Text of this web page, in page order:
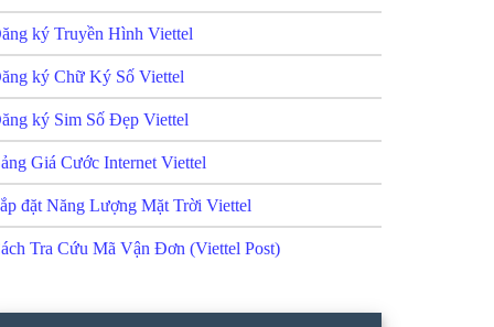
ký Truyền Hình Viettel
ký Chữ Ký Số Viettel
ký Sim Số Đẹp Viettel
Giá Cước Internet Viettel
đặt Năng Lượng Mặt Trời Viettel
Tra Cứu Mã Vận Đơn (Viettel Post)